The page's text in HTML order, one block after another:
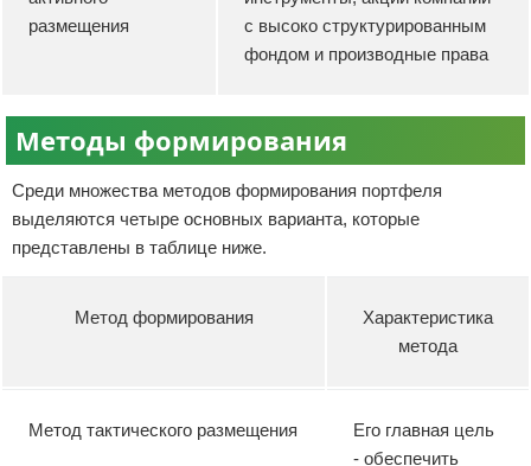
размещения
с высоко структурированным
фондом и производные права
Методы формирования
Среди множества методов формирования портфеля
выделяются четыре основных варианта, которые
представлены в таблице ниже.
Метод формирования
Характеристика
метода
Метод тактического размещения
Его главная цель
- обеспечить